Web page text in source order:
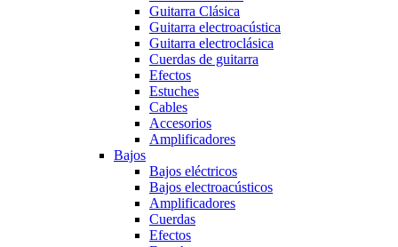
Guitarra Clásica
Guitarra electroacústica
Guitarra electroclásica
Cuerdas de guitarra
Efectos
Estuches
Cables
Accesorios
Amplificadores
Bajos
Bajos eléctricos
Bajos electroacústicos
Amplificadores
Cuerdas
Efectos